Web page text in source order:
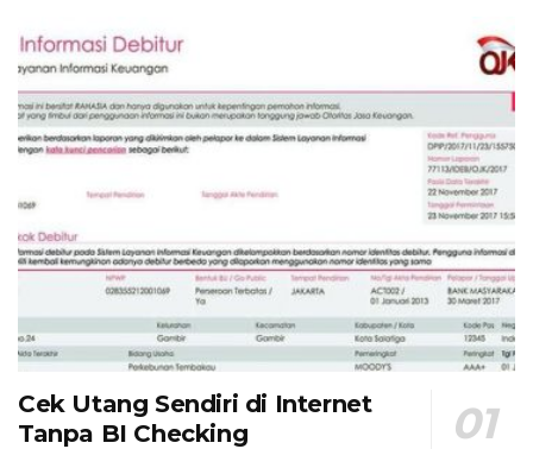
Cek Utang Sendiri di Internet
Tanpa BI Checking